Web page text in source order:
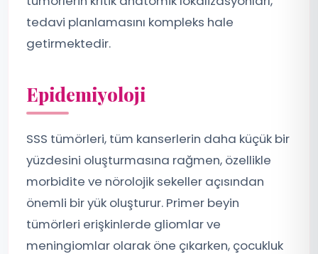
tedavi planlamasını kompleks hale
getirmektedir.
Epidemiyoloji
SSS tümörleri, tüm kanserlerin daha küçük bir
yüzdesini oluşturmasına rağmen, özellikle
morbidite ve nörolojik sekeller açısından
önemli bir yük oluşturur. Primer beyin
tümörleri erişkinlerde gliomlar ve
meningiomlar olarak öne çıkarken, çocukluk